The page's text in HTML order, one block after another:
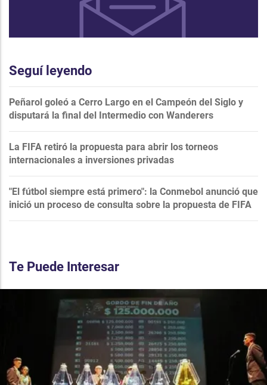
Seguí leyendo
Peñarol goleó a Cerro Largo en el Campeón del Siglo y
disputará la final del Intermedio con Wanderers
La FIFA retiró la propuesta para abrir los torneos
internacionales a inversiones privadas
"El fútbol siempre está primero": la Conmebol anunció que
inició un proceso de consulta sobre la propuesta de FIFA
Te Puede Interesar